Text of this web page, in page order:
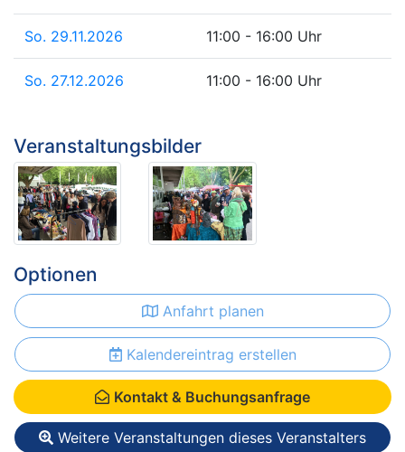
So. 29.11.2026 11:00 - 16:00 Uhr
So. 27.12.2026 11:00 - 16:00 Uhr
Veranstaltungsbilder
Optionen
Anfahrt planen
Kalendereintrag erstellen
Kontakt & Buchungsanfrage
Weitere Veranstaltungen dieses Veranstalters